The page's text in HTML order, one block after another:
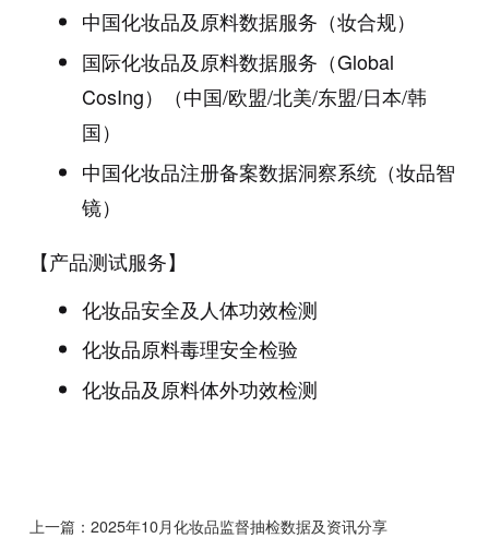
中国化妆品及原料数据服务（妆合规）
国际化妆品及原料数据服务（Global
CosIng）（中国/欧盟/北美/东盟/日本/韩
国）
中国化妆品注册备案数据洞察系统（妆品智
镜）
【产品测试服务】
化妆品安全及人体功效检测
化妆品原料毒理安全检验
化妆品及原料体外功效检测
上一篇： 2025年10月化妆品监督抽检数据及资讯分享